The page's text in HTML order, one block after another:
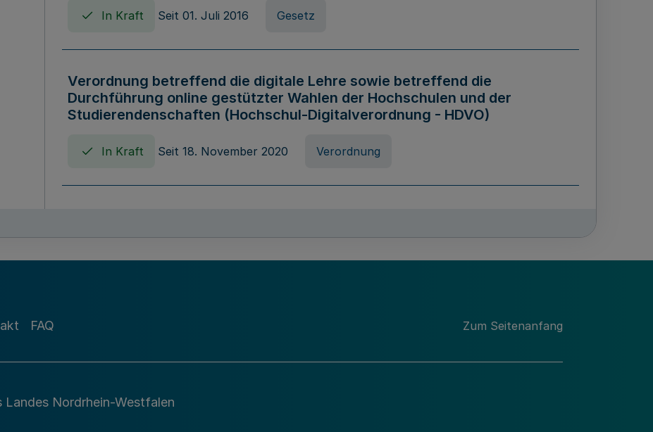
In Kraft Seit 01. Juli 2016 Gesetz
Verordnung betreffend die digitale Lehre sowie betreffend die
Durchführung online gestützter Wahlen der Hochschulen und der
Studierendenschaften (Hochschul-Digitalverordnung - HDVO)
In Kraft Seit 18. November 2020 Verordnung
(Hochschulabgabenverordnung - HAbg-VO)
Gesetz über die Kunsthochschulen des Landes Nordrhein-Westfalen
FAQ Zum Seitenanfang
Nordrhein-Westfalen